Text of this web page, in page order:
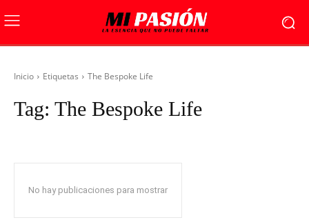
Inicio Etiquetas The Bespoke Life
Tag: The Bespoke Life
No hay publicaciones para mostrar